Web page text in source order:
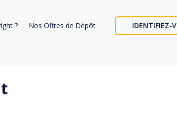
? Nos Offres de Dépôt IDENTIFIEZ-